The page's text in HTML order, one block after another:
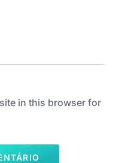
in this browser for